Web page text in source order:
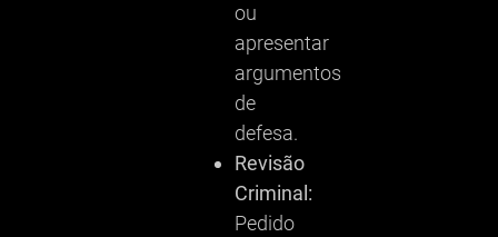
ou
apresentar
argumentos
de
defesa.
Revisão
Criminal:
Pedido